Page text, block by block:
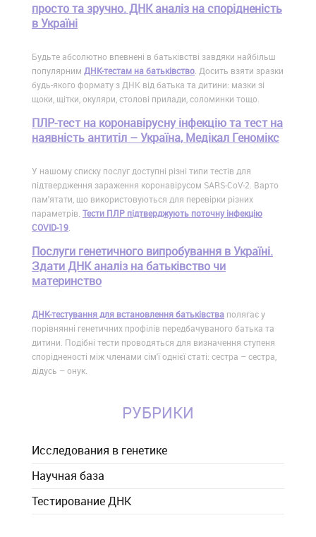
просто та зручно. ДНК аналіз на спорідненість
в Україні
Будьте абсолютно впевнені в батьківстві завдяки найбільш
популярним ДНК-тестам на батьківство. Досить взяти зразки
будь-якого формату з ДНК від батька та дитини: мазки зі
щоки, щітки, окуляри, столові прилади, соломинки тощо.
ПЛР-тест на коронавірусну інфекцію та тест на
наявність антитіл – Україна, Медікал Геномікс
У нашому списку послуг доступні різні типи тестів для
підтвердження зараження коронавірусом SARS-CoV-2. Варто
пам'ятати, що використовуються для перевірки різних
параметрів. Тести ПЛР підтверджують поточну інфекцію
COVID-19.
Послуги генетичного випробування в Україні.
Здати ДНК аналіз на батьківство чи
материнство
ДНК-тестування для встановлення батьківства полягає у
порівнянні генетичних профілів передбачуваного батька та
дитини. Подібні тести проводяться для визначення ступеня
спорідненості між членами сім'ї однієї статі: сестра – сестра,
дідусь – онук.
РУБРИКИ
Исследования в генетике
Научная база
Тестирование ДНК